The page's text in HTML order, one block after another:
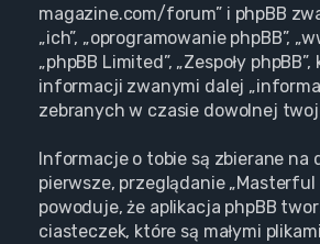
magazine.com/forum” i phpBB
„ich”, „oprogramowanie phpBB”,
„phpBB Limited”, „Zespoły
informacji zwanymi dalej
zebranych w czasie dowolnej
Informacje o tobie są zbierane na
pierwsze, przeglądanie „Masterful
powoduje, że aplikacja phpBB
ciasteczek, które są małymi